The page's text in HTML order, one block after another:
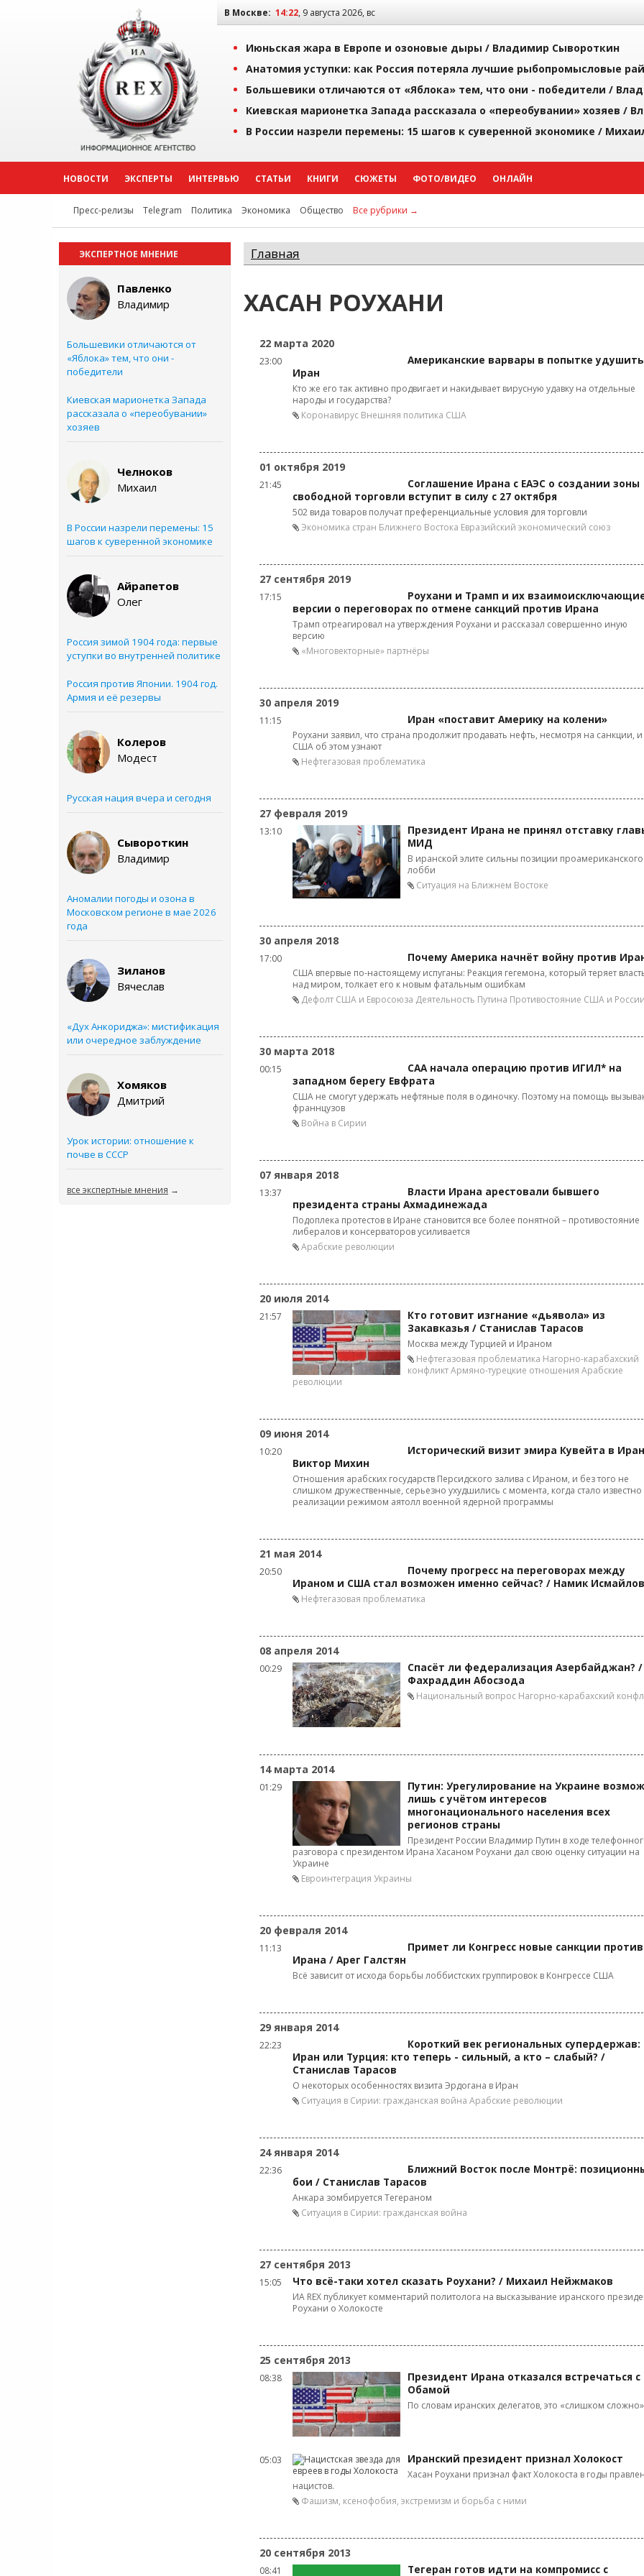
В Москве: 14:22, 9 августа 2026, вс
Июньская жара в Европе и озоновые дыры / Владимир Сывороткин
Анатомия уступки: как Россия потеряла лучшие рыбопромысловые
Большевики отличаются от «Яблока» тем, что они - победители /
Киевская марионетка Запада рассказала о «переобувании» хозяев /
В России назрели перемены: 15 шагов к суверенной экономике /
НОВОСТИ ЭКСПЕРТЫ ИНТЕРВЬЮ СТАТЬИ КНИГИ СЮЖЕТЫ ФОТО/ВИДЕО ОНЛАЙН
Пресс-релизы Telegram Политика Экономика Общество Все рубрики →
ЭКСПЕРТНОЕ МНЕНИЕ
Павленко
Владимир
Большевики отличаются от
«Яблока» тем, что они -
победители
Киевская марионетка Запада
рассказала о «переобувании»
хозяев
Челноков
Михаил
В России назрели перемены: 15
шагов к суверенной экономике
Айрапетов
Олег
Россия зимой 1904 года: первые
уступки во внутренней политике
Россия против Японии. 1904 год.
Армия и её резервы
Колеров
Модест
Русская нация вчера и сегодня
Сывороткин
Владимир
Аномалии погоды и озона в
Московском регионе в мае 2026
года
Зиланов
Вячеслав
«Дух Анкориджа»: мистификация
или очередное заблуждение
Хомяков
Дмитрий
Урок истории: отношение к
почве в СССР
все экспертные мнения →
Главная
ХАСАН РОУХАНИ
22 марта 2020
23:00
Американские варвары в попытке удушить
Иран
Кто же его так активно продвигает и накидывает вирусную удавку на отдельные
народы и государства?
Коронавирус Внешняя политика США
01 октября 2019
21:45
Соглашение Ирана с ЕАЭС о создании зоны
свободной торговли вступит в силу с 27 октября
502 вида товаров получат преференциальные условия для торговли
Экономика стран Ближнего Востока Евразийский экономический союз
27 сентября 2019
17:15
Роухани и Трамп и их
версии о переговорах по отмене санкций против Ирана
Трамп отреагировал на утверждения Роухани и рассказал совершенно иную
версию
«Многовекторные» партнёры
30 апреля 2019
11:15 Иран «поставит Америку на колени»
Роухани заявил, что страна продолжит продавать нефть, несмотря на санкции, и
США об этом узнают
Нефтегазовая проблематика
27 февраля 2019
13:10
Президент Ирана не принял отставку
МИД
В иранской элите сильны позиции проамериканского
лобби
Ситуация на Ближнем Востоке
30 апреля 2018
17:00 Почему Америка начнёт войну против
США впервые по-настоящему испуганы: Реакция гегемона, который теряет
над миром, толкает его к новым фатальным ошибкам
Дефолт США и Евросоюза Деятельность Путина Противостояние США и
30 марта 2018
00:15
САА начала операцию против ИГИЛ* на
западном берегу Евфрата
США не смогут удержать нефтяные поля в одиночку. Поэтому на помощь
франнцузов
Война в Сирии
07 января 2018
13:37
Власти Ирана арестовали бывшего
президента страны Ахмадинежада
Подоплека протестов в Иране становится все более понятной – противостояние
либералов и консерваторов усиливается
Арабские революции
20 июля 2014
21:57
Кто готовит изгнание «дьявола» из
Закавказья / Станислав Тарасов
Москва между Турцией и Ираном
Нефтегазовая проблематика Нагорно-карабахский
конфликтАрмяно-турецкие отношения Арабские
революции
09 июня 2014
10:20
Исторический визит эмира Кувейта в
Виктор Михин
Отношения арабских государств Персидского залива с Ираном, и без того не
слишком дружественные, серьезно ухудшились с момента, когда стало
реализации режимом аятолл военной ядерной программы
21 мая 2014
20:50
Почему прогресс на переговорах между
Ираном и США стал возможен именно сейчас? / Намик Исмайлов
Нефтегазовая проблематика
08 апреля 2014
00:29
Спасёт ли федерализация Азербайджан? /
Фахраддин Абосзода
Национальный вопрос Нагорно-карабахский
14 марта 2014
01:29
Путин: Урегулирование на Украине
лишь с учётом интересов
многонационального населения всех
регионов страны
Президент России Владимир Путин в ходе
разговора с президентом Ирана Хасаном Роухани дал свою оценку ситуации на
Украине
Евроинтеграция Украины
20 февраля 2014
11:13
Примет ли Конгресс новые санкции против
Ирана / Арег Галстян
Всё зависит от исхода борьбы лоббистских группировок в Конгрессе США
29 января 2014
22:23
Короткий век региональных супердержав:
Иран или Турция: кто теперь - сильный, а кто – слабый? /
Станислав Тарасов
О некоторых особенностях визита Эрдогана в Иран
Ситуация в Сирии: гражданская война Арабские революции
24 января 2014
22:36
Ближний Восток после Монтрё:
бои / Станислав Тарасов
Анкара зомбируется Тегераном
Ситуация в Сирии: гражданская война
27 сентября 2013
15:05 Что всё-таки хотел сказать Роухани? / Михаил Нейжмаков
ИА REX публикует комментарий политолога на высказывание иранского
Роухани о Холокосте
25 сентября 2013
08:38
Президент Ирана отказался встречаться с
Обамой
По словам иранских делегатов, это «слишком
05:03 Иранский президент признал Холокост
Хасан Роухани признал факт Холокоста в годы
нацистов.
Фашизм, ксенофобия, экстремизм и борьба с ними
20 сентября 2013
08:41 Тегеран готов идти на компромисс с